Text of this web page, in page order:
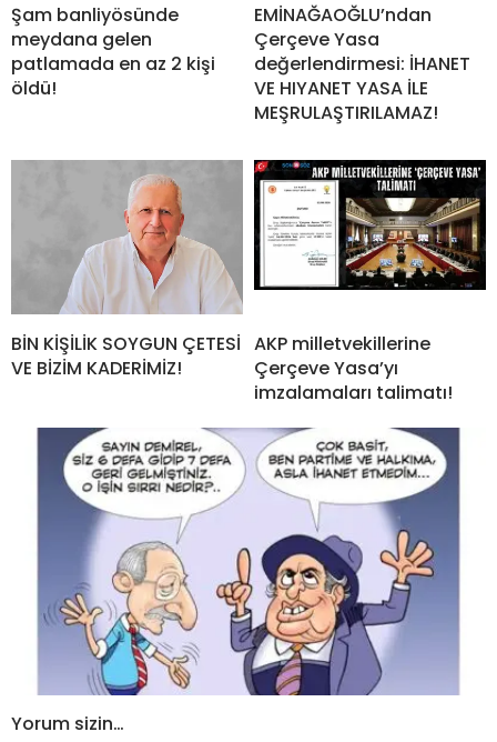
Şam banliyösünde
meydana gelen
patlamada en az 2 kişi
öldü!
EMİNAĞAOĞLU’ndan
Çerçeve Yasa
değerlendirmesi: İHANET
VE HIYANET YASA İLE
MEŞRULAŞTIRILAMAZ!
BİN KİŞİLİK SOYGUN ÇETESİ
VE BİZİM KADERİMİZ!
AKP milletvekillerine
Çerçeve Yasa’yı
imzalamaları talimatı!
Yorum sizin…